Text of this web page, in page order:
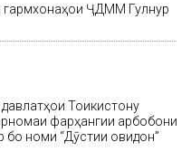
гармхонаҳои ҶДММ Гулнур
Тоҷикистону
фарҳангии арбобони
номи “Дӯстии ҷовидон”